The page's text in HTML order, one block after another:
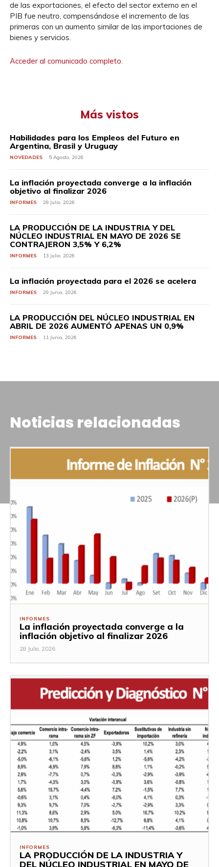
de las exportaciones, el efecto del sector externo en el
PIB fue neutro, compensándose el incremento de las
primeras con un aumento similar de las importaciones de
bienes y servicios.
Acceder al comunicado completo.
Más vistos
Habilidades para los Empleos del Futuro en
Argentina, Brasil y Uruguay
NOVEDADES 5 Agosto, 2026
La inflación proyectada converge a la inflación
objetivo al finalizar 2026
INFORMES 28 Julio, 2026
LA PRODUCCIÓN DE LA INDUSTRIA Y DEL
NÚCLEO INDUSTRIAL EN MAYO DE 2026 SE
CONTRAJERON 3,5% Y 6,2%
INFORMES 13 Julio, 2026
La inflación proyectada para el 2026 se acelera
INFORMES 29 Junio, 2026
LA PRODUCCIÓN DEL NÚCLEO INDUSTRIAL EN
ABRIL DE 2026 AUMENTÓ APENAS UN 0,9%
INFORMES 11 Junio, 2026
Noticias relacionadas
INFORMES
La inflación proyectada converge a la
inflación objetivo al finalizar 2026
28 Julio, 2026
INFORMES
LA PRODUCCIÓN DE LA INDUSTRIA Y
DEL NÚCLEO INDUSTRIAL EN MAYO DE